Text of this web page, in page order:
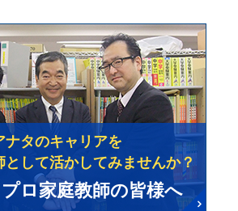
ナタのキャリアを
として活かしてみませんか？
ロ家庭教師の皆様へ